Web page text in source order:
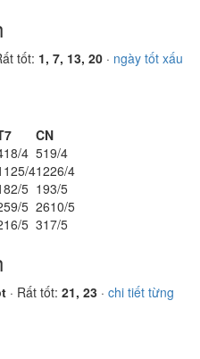
tốt: 1, 7, 13, 20 · ngày tốt xấu
CN
18/4 519/4
25/41226/4
2/5 193/5
9/5 2610/5
16/5 317/5
· Rất tốt: 21, 23 · chi tiết từng